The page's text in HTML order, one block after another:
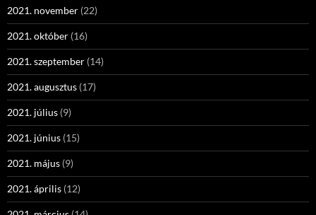
2021. november (22)
2021. október (16)
2021. szeptember (14)
2021. augusztus (17)
2021. július (9)
2021. június (15)
2021. május (9)
2021. április (12)